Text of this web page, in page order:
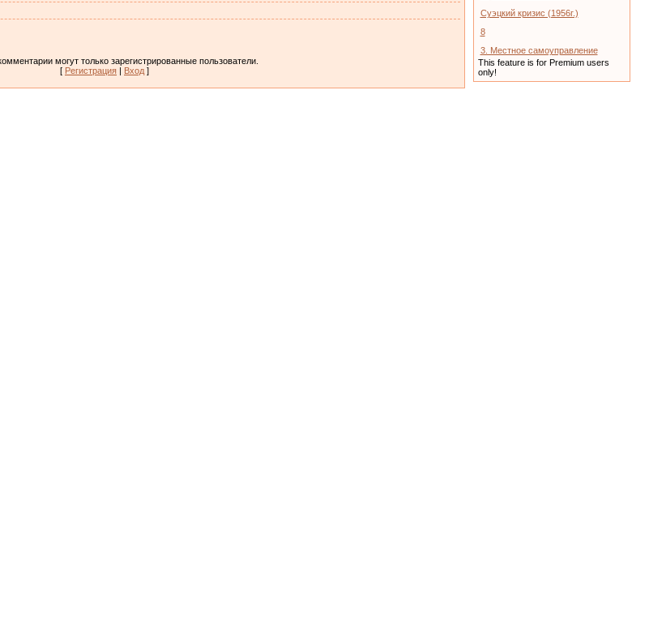
могут только зарегистрированные пользователи.
[ Регистрация | Вход ]
Суэцкий кризис (1956г.)
8
3. Местное самоуправление
This feature is for Premium users
only!